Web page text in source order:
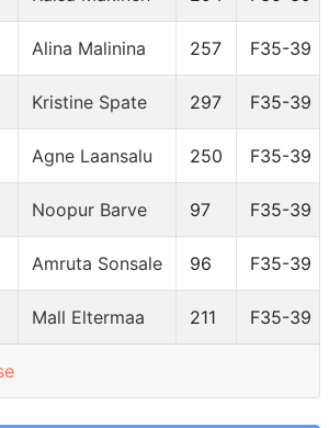
Alina Malinina 257 F35-39
Kristine Spate 297 F35-39
Agne Laansalu 250 F35-39
Noopur Barve 97 F35-39
Amruta Sonsale 96 F35-39
Mall Eltermaa 211 F35-39